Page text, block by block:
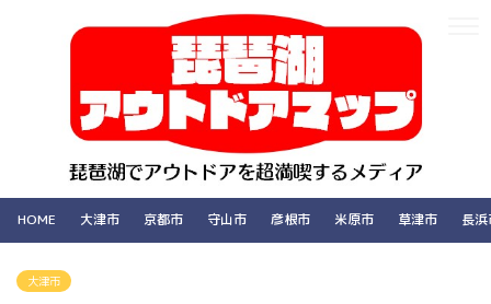
HOME 大津市 京都市 守山市 彦根市 米原市 草津市 長
大津市